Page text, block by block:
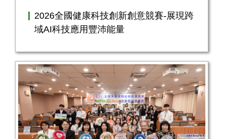
2026全國健康科技創新創意競賽-展現跨
域AI科技應用豐沛能量